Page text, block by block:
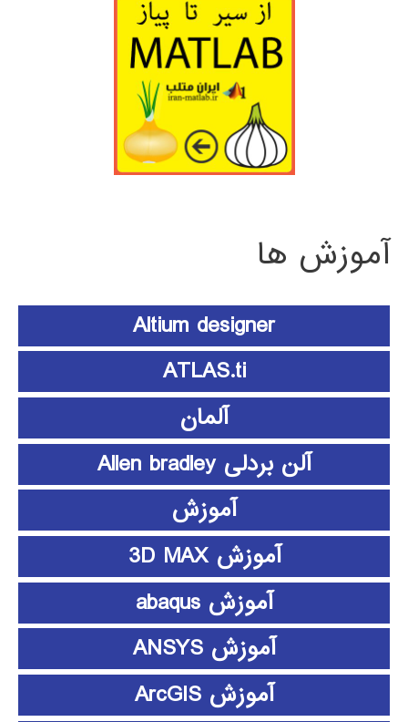
آموزش ها
Altium designer
ATLAS.ti
آلمان
آلن بردلی Allen bradley
آموزش
آموزش 3D MAX
آموزش abaqus
آموزش ANSYS
آموزش ArcGIS